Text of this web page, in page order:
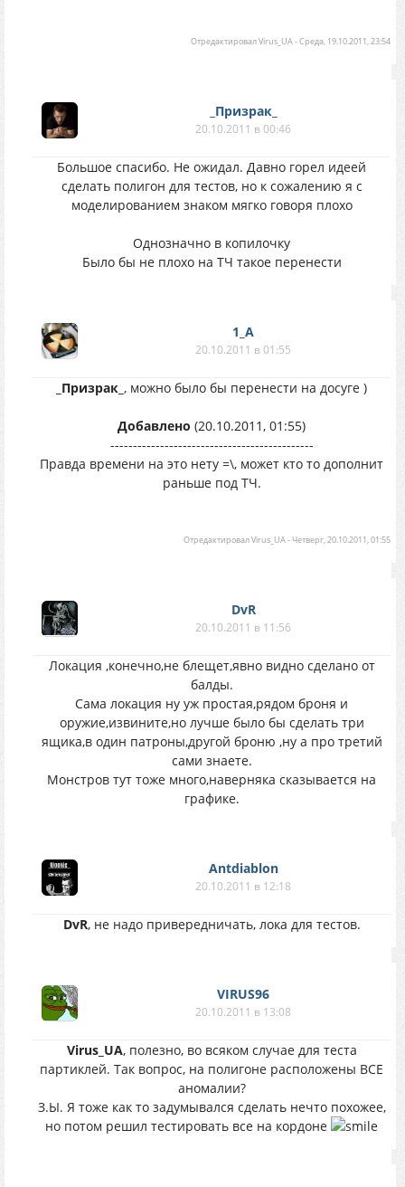
ОтредактировалVirus_UA-Среда, 19.10.2011, 23:54
_Призрак_
20.10.2011 в 00:46
Большое спасибо. Не ожидал. Давно горел идеей
сделать полигон для тестов, но к сожалению я с
моделированием знаком мягко говоря плохо
Однозначно в копилочку
Было бы не плохо на ТЧ такое перенести
1_A
20.10.2011 в 01:55
_Призрак_ , можно было бы перенести на досуге )
Добавлено (20.10.2011, 01:55)
---------------------------------------------
Правда времени на это нету =\, может кто то дополнит
раньше под ТЧ.
ОтредактировалVirus_UA-Четверг, 20.10.2011, 01:55
DvR
20.10.2011 в 11:56
Локация ,конечно,не блещет,явно видно сделано от
балды.
Сама локация ну уж простая,рядом броня и
оружие,извините,но лучше было бы сделать три
ящика,в один патроны,другой броню ,ну а про третий
сами знаете.
Монстров тут тоже много,наверняка сказывается на
графике.
Antdiablon
20.10.2011 в 12:18
DvR, не надо привередничать, лока для тестов.
VIRUS96
20.10.2011 в 13:08
Virus_UA, полезно, во всяком случае для теста
партиклей. Так вопрос, на полигоне расположены ВСЕ
аномалии?
З.Ы. Я тоже как то задумывался сделать нечто похожее,
но потом решил тестировать все на кордоне